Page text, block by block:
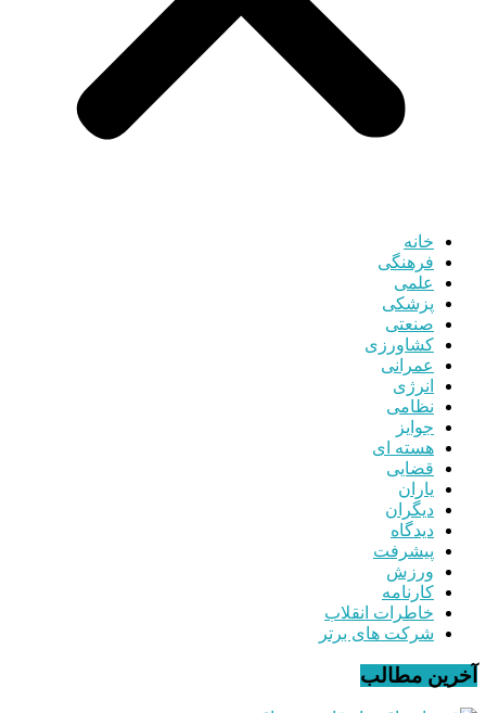
خانه
فرهنگی
علمی
پزشکی
صنعتی
کشاورزی
عمرانی
انرژی
نظامی
جوایز
هسته ای
قضایی
یاران
دیگران
دیدگاه
پیشرفت
ورزش
کارنامه
خاطرات انقلاب
شرکت های برتر
آخرین مطالب